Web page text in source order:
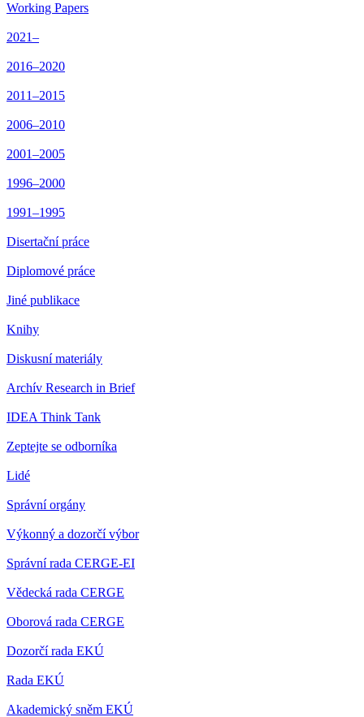
Working Papers
2021–
2016–2020
2011–2015
2006–2010
2001–2005
1996–2000
1991–1995
Disertační práce
Diplomové práce
Jiné publikace
Knihy
Diskusní materiály
Archív Research in Brief
IDEA Think Tank
Zeptejte se odborníka
Lidé
Správní orgány
Výkonný a dozorčí výbor
Správní rada CERGE-EI
Vědecká rada CERGE
Oborová rada CERGE
Dozorčí rada EKÚ
Rada EKÚ
Akademický sněm EKÚ